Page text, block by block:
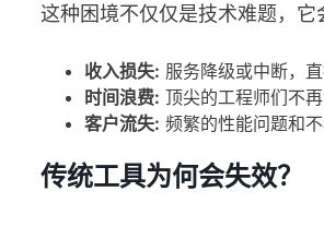
这种困境不仅仅是技术难题，它
收入损失: 服务降级或中断，
时间浪费: 顶尖的工程师们不
客户流失: 频繁的性能问题和
传统工具为何会失效？